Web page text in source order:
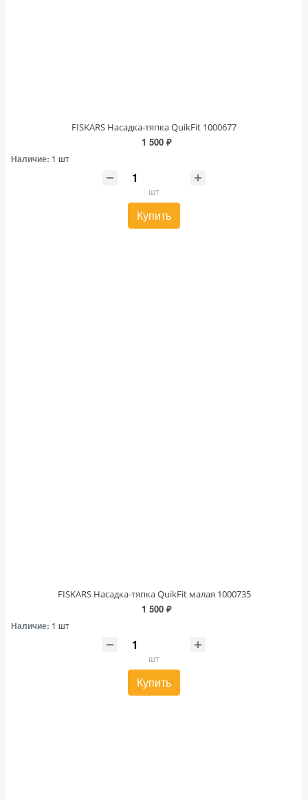
FISKARS Насадка-тяпка QuikFit 1000677
1 500 ₽
Наличие: 1 шт
шт
Купить
FISKARS Насадка-тяпка QuikFit малая 1000735
1 500 ₽
Наличие: 1 шт
шт
Купить